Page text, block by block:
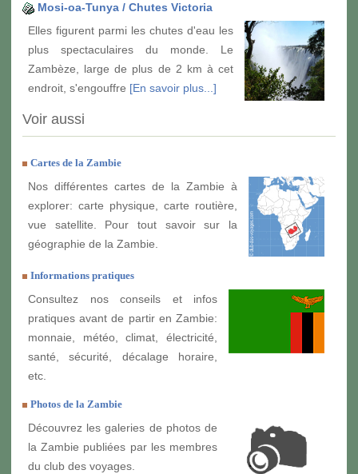
Mosi-oa-Tunya / Chutes Victoria
Elles figurent parmi les chutes d'eau les
plus spectaculaires du monde. Le
Zambèze, large de plus de 2 km à cet
endroit, s'engouffre [En savoir plus...]
Voir aussi
Cartes de la Zambie
Nos différentes cartes de la Zambie à
explorer: carte physique, carte routière,
vue satellite. Pour tout savoir sur la
géographie de la Zambie.
Informations pratiques
Consultez nos conseils et infos
pratiques avant de partir en Zambie:
monnaie, météo, climat, électricité,
santé, sécurité, décalage horaire,
etc.
Photos de la Zambie
Découvrez les galeries de photos de
la Zambie publiées par les membres
du club des voyages.